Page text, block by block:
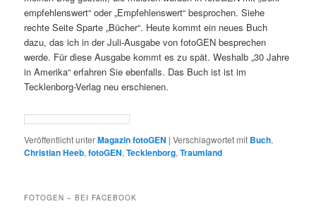
empfehlenswert“ oder „Empfehlenswert“ besprochen. Siehe
rechte Seite Sparte „Bücher“. Heute kommt ein neues Buch
dazu, das ich in der Juli-Ausgabe von fotoGEN besprechen
werde. Für diese Ausgabe kommt es zu spät. Weshalb „30 Jahre
in Amerika“ erfahren Sie ebenfalls. Das Buch ist ist im
Tecklenborg-Verlag neu erschienen.
Veröffentlicht unterMagazin fotoGEN |Verschlagwortet mit Buch,
Christian Heeb,fotoGEN,Tecklenborg,Traumland
FOTOGEN – BEI FACEBOOK